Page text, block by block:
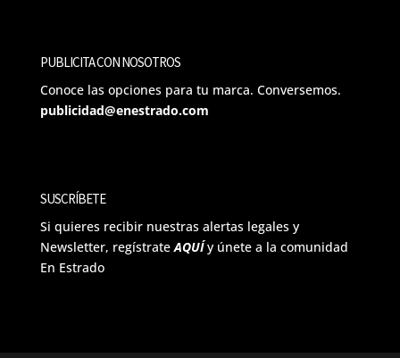
PUBLICITA CON NOSOTROS
Conoce las opciones para tu marca. Conversemos.
publicidad@enestrado.com
SUSCRÍBETE
Si quieres recibir nuestras alertas legales y
Newsletter, regístrateAQUÍ y únete a la comunidad
En Estrado